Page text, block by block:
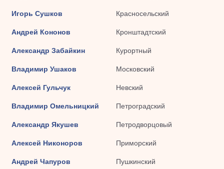
Игорь Сушков Красносельский
Андрей Кононов Кронштадтский
Александр Забайкин Курортный
Владимир Ушаков Московский
Алексей Гульчук Невский
Владимир Омельницкий Петроградский
Александр Якушев Петродворцовый
Алексей Никоноров Приморский
Андрей Чапуров Пушкинский